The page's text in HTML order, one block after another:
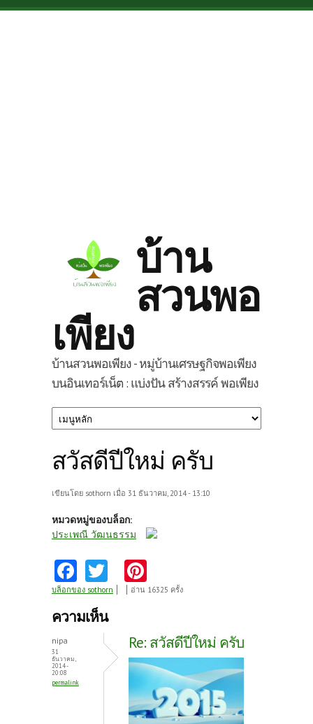
Skip to main content
บ้าน
สวนพอ
เพียง
บ้านสวนพอเพียง - หมู่บ้านเศรษฐกิจพอเพียง
บนอินเทอร์เน็ต : แบ่งปัน สร้างสรรค์ พอเพียง
สวัสดีปีใหม่ ครับ
เขียนโดย sothorn เมื่อ 31 ธันวาคม, 2014 - 13:10
หมวดหมู่ของบล็อก:
ประเพณี วัฒนธรรม
Fa
ce
b
k
w
itt
nt
es
t
บล็อกของ sothorn อ่าน 16325 ครั้ง
ความเห็น
nipa
31
ธันวาคม,
2014 -
20:08
permalink
Re: สวัสดีปีใหม่ ครับ